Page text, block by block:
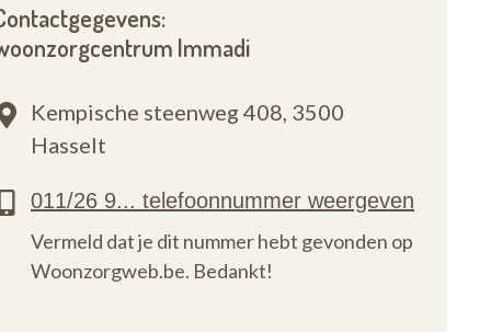
Immadi
Kempische steenweg 408, 3500
Hasselt
Vermeld dat je dit nummer hebt gevonden op
Woonzorgweb.be. Bedankt!